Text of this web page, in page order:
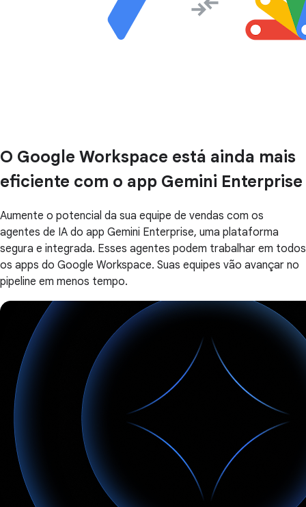
O Google Workspace está ainda mais
eficiente com o app Gemini Enterprise
Aumente o potencial da sua equipe de vendas com os
agentes de IA do app Gemini Enterprise, uma plataforma
segura e integrada. Esses agentes podem trabalhar em todos
os apps do Google Workspace. Suas equipes vão avançar no
pipeline em menos tempo.